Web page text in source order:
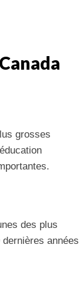
grosses
des plus
années